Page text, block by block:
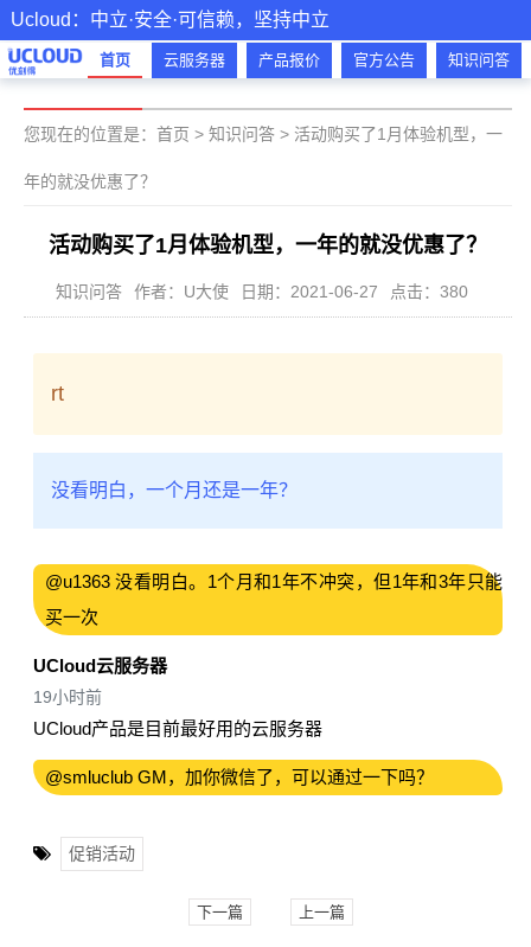
Ucloud：中立·安全·可信赖，坚持中立
首页 云服务器 产品报价 官方公告 知识问答
您现在的位置是： 首页 > 知识问答 > 活动购买了1月体验机型，一
年的就没优惠了？
活动购买了1月体验机型，一年的就没优惠了？
知识问答 作者：U大使 日期：2021-06-27 点击：380
rt
没看明白，一个月还是一年？
@u1363 没看明白。1个月和1年不冲突，但1年和3年只能
买一次
UCloud云服务器
19小时前
UCloud产品是目前最好用的云服务器
@smluclub GM，加你微信了，可以通过一下吗？
促销活动
下一篇 上一篇